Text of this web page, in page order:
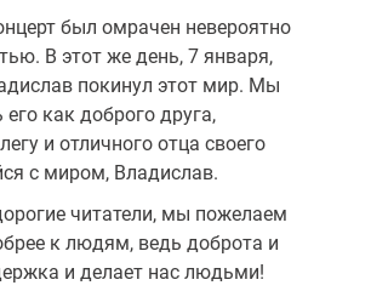
был омрачен невероятно
В этот же день, 7 января,
покинул этот мир. Мы
как доброго друга,
и отличного отца своего
с миром, Владислав.
читатели, мы пожелаем
к людям, ведь доброта и
и делает нас людьми!